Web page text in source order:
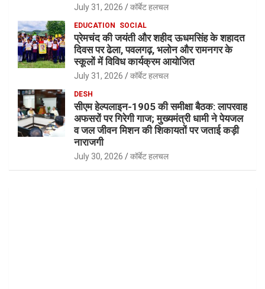
July 31, 2026 कॉर्बेट हलचल
EDUCATION SOCIAL
प्रेमचंद की जयंती और शहीद ऊधमसिंह के शहादत
दिवस पर ढेला, पवलगढ़, भलोन और रामनगर के
स्कूलों में विविध कार्यक्रम आयोजित
July 31, 2026 कॉर्बेट हलचल
DESH
सीएम हेल्पलाइन-1905 की समीक्षा बैठक: लापरवाह
अफसरों पर गिरेगी गाज; मुख्यमंत्री धामी ने पेयजल
व जल जीवन मिशन की शिकायतों पर जताई कड़ी
नाराजगी
July 30, 2026 कॉर्बेट हलचल